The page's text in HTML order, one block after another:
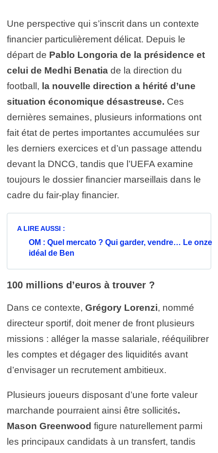
Une perspective qui s’inscrit dans un contexte
financier particulièrement délicat. Depuis le
départ de Pablo Longoria de la présidence et
celui de Medhi Benatia de la direction du
football, la nouvelle direction a hérité d’une
situation économique désastreuse. Ces
dernières semaines, plusieurs informations ont
fait état de pertes importantes accumulées sur
les derniers exercices et d’un passage attendu
devant la DNCG, tandis que l’UEFA examine
toujours le dossier financier marseillais dans le
cadre du fair-play financier.
A LIRE AUSSI :
OM : Quel mercato ? Qui garder, vendre… Le onze
idéal de Ben
100 millions d’euros à trouver ?
Dans ce contexte, Grégory Lorenzi, nommé
directeur sportif, doit mener de front plusieurs
missions : alléger la masse salariale, rééquilibrer
les comptes et dégager des liquidités avant
d’envisager un recrutement ambitieux.
Plusieurs joueurs disposant d’une forte valeur
marchande pourraient ainsi être sollicités.
Mason Greenwood figure naturellement parmi
les principaux candidats à un transfert, tandis